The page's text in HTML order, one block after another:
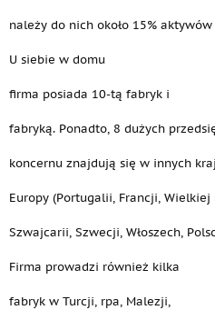
należy do nich około 15%
U siebie w domu
firma posiada 10-tą fabryk i
fabryką. Ponadto, 8 dużych
koncernu znajdują się w innych
Europy (Portugalii, Francji, Wielkiej
Szwajcarii, Szwecji, Włoszech,
Firma prowadzi również kilka
fabryk w Turcji, rpa, Malezji,